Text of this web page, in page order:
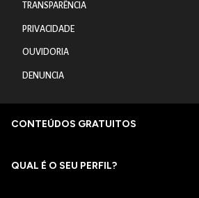
TRANSPARÊNCIA
PRIVACIDADE
OUVIDORIA
DENUNCIA
CONTEÚDOS GRATUITOS
QUAL É O SEU PERFIL?